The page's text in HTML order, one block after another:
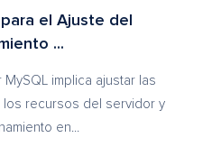
el Ajuste del
...
MySQL implica ajustar las
los recursos del servidor y
en...